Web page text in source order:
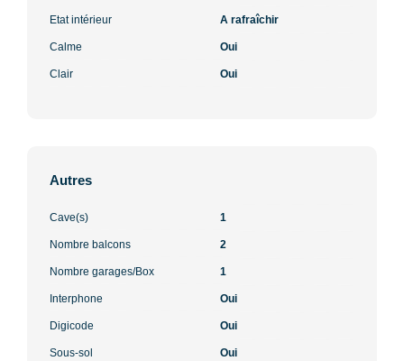
Etat intérieur A rafraîchir
Calme Oui
Clair Oui
Autres
Cave(s) 1
Nombre balcons 2
Nombre garages/Box 1
Interphone Oui
Digicode Oui
Sous-sol Oui